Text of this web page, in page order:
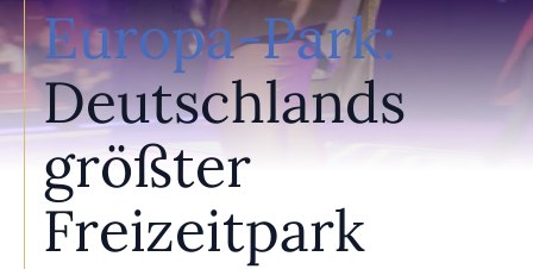
Europa-Park:
Deutschlands
größter
Freizeitpark